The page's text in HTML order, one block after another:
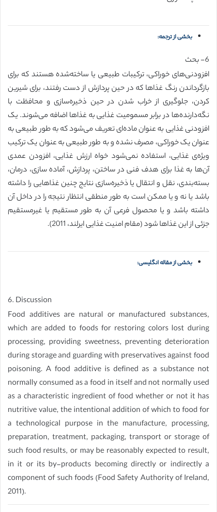
بخشی از ترجمه:
6- بحث
افزودنی‌های خوراکی، ترکیبات طبیعی یا ساخته‌شده هستند که برای
بازگرداندن رنگ غذاها که در حین پردازش از دست رفتند، برای شیرین
کردن، جلوگیری از خراب شدن در حین ذخیره‌سازی و محافظت با
نگه‌دارنده‌ها در برابر مسمومیت غذایی به غذاها اضافه می‌شوند. یک
افزودنی غذایی به عنوان ماده‌ای تعریف می‌شود که به طور طبیعی به
عنوان یک خوراکی، مصرف نشده و به طور طبیعی به عنوان یک ترکیب
ویژه‌ی غذایی، استفاده نمی‌شود خواه ارزش غذایی، افزودن عمدی
آن‌ها به غذا برای هدف فنی در ساختن، پردازش، آماده سازی، درمان،
بسته‌بندی، نقل و انتقال یا ذخیره‌سازی نتایج چنین غذاهایی را داشته
باشد یا نه و یا ممکن است به طور منطقی انتظار نتیجه را در داخل آن
داشته باشد و یا محصول فرعی آن به طور مستقیم یا غیرمستقیم
جزئی از این غذاها شود (مقام امنیت غذایی ایرلند، 2011).
بخشی از مقاله انگلیسی:
6. Discussion
Food additives are natural or manufactured substances,
which are added to foods for restoring colors lost during
processing, providing sweetness, preventing deterioration
during storage and guarding with preservatives against food
poisoning. A food additive is defined as a substance not
normally consumed as a food in itself and not normally used
as a characteristic ingredient of food whether or not it has
nutritive value, the intentional addition of which to food for
a technological purpose in the manufacture, processing,
preparation, treatment, packaging, transport or storage of
such food results, or may be reasonably expected to result,
in it or its by-products becoming directly or indirectly a
component of such foods (Food Safety Authority of Ireland,
2011).